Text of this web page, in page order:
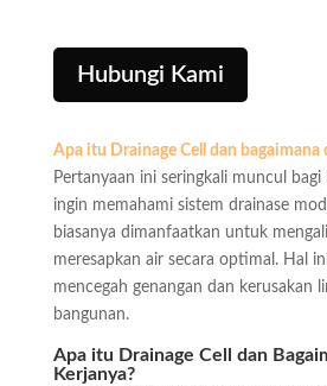
Hubungi Kami
Apa itu Drainage Cell dan bagaimana
Pertanyaan ini seringkali muncul
ingin memahami sistem drainase
biasanya dimanfaatkan untuk
meresapkan air secara optimal. Hal
mencegah genangan dan kerusakan
bangunan.
Apa itu Drainage Cell dan
Kerjanya?